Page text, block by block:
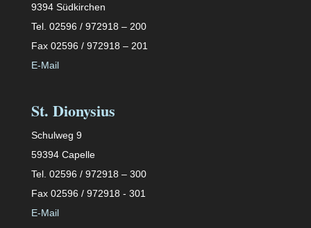
9394 Südkirchen
Tel. 02596 / 972918 – 200
Fax 02596 / 972918 – 201
E-Mail
St. Dionysius
Schulweg 9
59394 Capelle
Tel. 02596 / 972918 – 300
Fax 02596 / 972918 - 301
E-Mail